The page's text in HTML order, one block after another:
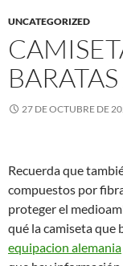
UNCATEGORIZED
27 DE OCTUBRE DE
Recuerda que
compuestos por
proteger el
qué la camiseta que
equipacion alemania